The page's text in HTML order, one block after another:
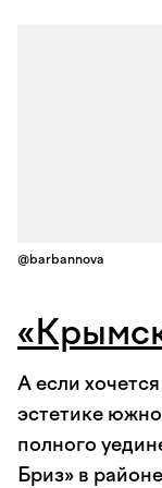
@barbannova
А если
эстетике
полного
Бриз» в